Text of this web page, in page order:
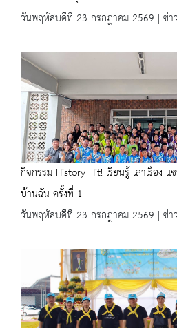
วันพฤหัสบดีที่ 23 กรกฎาคม 2569 | ข่า
กิจกรรม History Hit! เรียนรู้ เล่าเรื่อง
บ้านฉัน ครั้งที่ 1
วันพฤหัสบดีที่ 23 กรกฎาคม 2569 | ข่า